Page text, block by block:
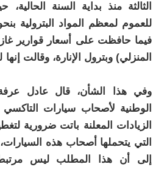
الثالثة منذ بداية السنة
فيما حافظت على أسعار قوارير غاز
المنزلي) وبترول الإنارة، وقالت
وفي هذا الشأن، قال عادل
الوطنية لأصحاب سيارات
الزيادات المعلنة باتت ضرورية
التي يتحملها أصحاب هذه
إلى أن هذا المطلب ليس